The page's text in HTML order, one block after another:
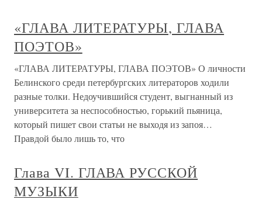
«ГЛАВА ЛИТЕРАТУРЫ, ГЛАВА
ПОЭТОВ»
«ГЛАВА ЛИТЕРАТУРЫ, ГЛАВА ПОЭТОВ» О личности
Белинского среди петербургских литераторов ходили
разные толки. Недоучившийся студент, выгнанный из
университета за неспособностью, горький пьяница,
который пишет свои статьи не выходя из запоя…
Правдой было лишь то, что
Глава VI. ГЛАВА РУССКОЙ
МУЗЫКИ